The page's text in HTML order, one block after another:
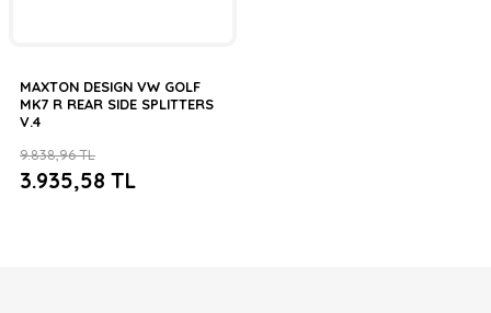
MAXTON DESIGN VW GOLF
MK7 R REAR SIDE SPLITTERS
V.4
3.935,58 TL
9.838,96 TL